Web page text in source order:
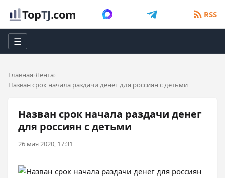
TopTJ.com RSS
☰
Главная Лента
Назван срок начала раздачи денег для россиян с детьми
Назван срок начала раздачи денег
для россиян с детьми
26 мая 2020, 17:31